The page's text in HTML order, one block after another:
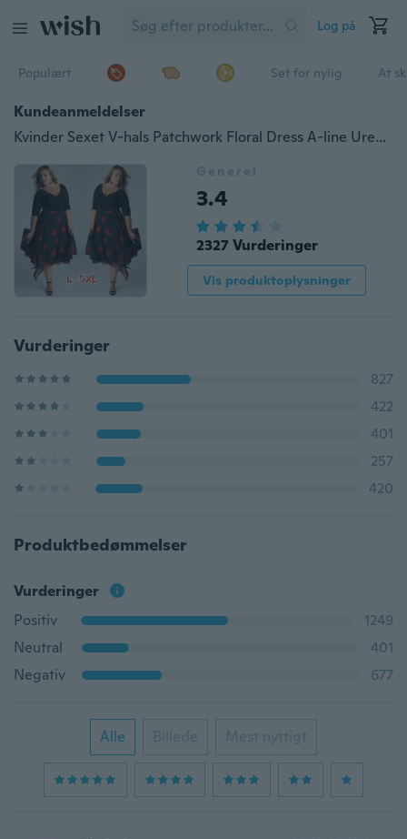
Log på
Populært Set for nylig At
Kundeanmeldelser
Kvinder Sexet V-hals Patchwork Floral Dress A-line Uregelmæssig Elegant Plus Size Festkjole
Generel
3.4
2327 Vurderinger
Vis produktoplysninger
Vurderinger
827
422
401
257
420
Produktbedømmelser
Vurderinger
Positiv
1249
Neutral
401
Negativ
677
Alle Billede Mest nyttigt